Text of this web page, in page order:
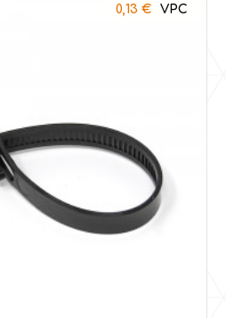
0,13 €